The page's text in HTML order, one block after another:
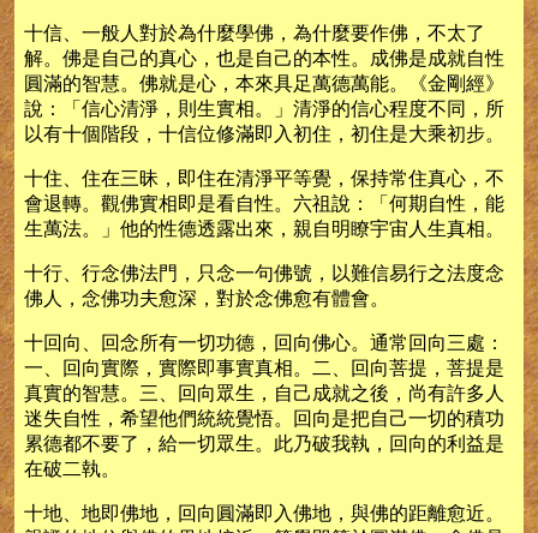
十信、一般人對於為什麼學佛，為什麼要作佛，不太了
解。佛是自己的真心，也是自己的本性。成佛是成就自性
圓滿的智慧。佛就是心，本來具足萬德萬能。《金剛經》
說：「信心清淨，則生實相。」清淨的信心程度不同，所
以有十個階段，十信位修滿即入初住，初住是大乘初步。
十住、住在三昧，即住在清淨平等覺，保持常住真心，不
會退轉。觀佛實相即是看自性。六祖說：「何期自性，能
生萬法。」他的性德透露出來，親自明瞭宇宙人生真相。
十行、行念佛法門，只念一句佛號，以難信易行之法度念
佛人，念佛功夫愈深，對於念佛愈有體會。
十回向、回念所有一切功德，回向佛心。通常回向三處：
一、回向實際，實際即事實真相。二、回向菩提，菩提是
真實的智慧。三、回向眾生，自己成就之後，尚有許多人
迷失自性，希望他們統統覺悟。回向是把自己一切的積功
累德都不要了，給一切眾生。此乃破我執，回向的利益是
在破二執。
十地、地即佛地，回向圓滿即入佛地，與佛的距離愈近。